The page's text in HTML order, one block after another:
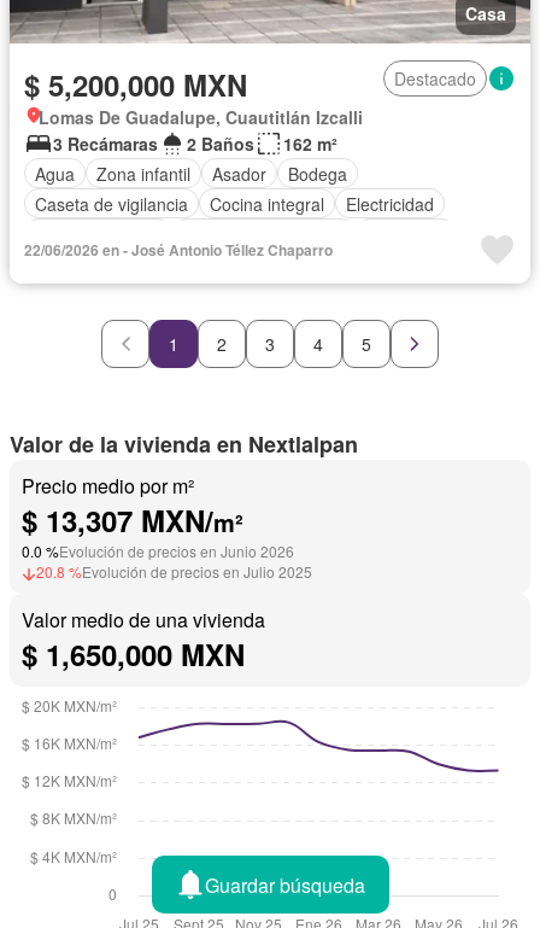
Casa
$ 5,200,000 MXN
Destacado
Lomas De Guadalupe, Cuautitlán Izcalli
3 Recámaras
2 Baños
162 m²
Agua
Zona infantil Asador
Bodega
Caseta de vigilancia
Cocina integral
Electricidad
22/06/2026 en - José Antonio Téllez Chaparro
1 2 3 4 5
Valor de la vivienda en Nextlalpan
Precio medio por m²
$ 13,307 MXN/m²
0.0 %Evolución de precios en Junio 2026
20.8 %Evolución de precios en Julio 2025
Valor medio de una vivienda
$ 1,650,000 MXN
Guardar búsqueda